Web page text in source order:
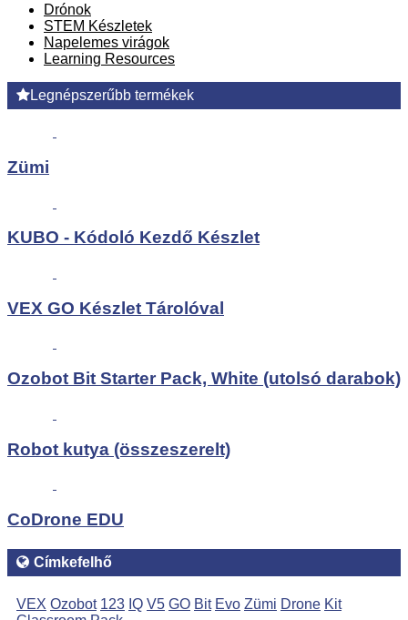
Drónok
STEM Készletek
Napelemes virágok
Learning Resources
Legnépszerűbb termékek
Zümi
KUBO - Kódoló Kezdő Készlet
VEX GO Készlet Tárolóval
Ozobot Bit Starter Pack, White (utolsó darabok)
Robot kutya (összeszerelt)
CoDrone EDU
Címkefelhő
VEX Ozobot 123 IQ V5 GO Bit Evo Zümi Drone Kit